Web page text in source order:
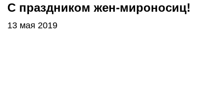
С праздником жен-мироносиц!
13 мая 2019